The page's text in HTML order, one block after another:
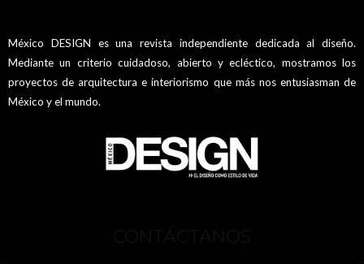
México DESIGN es una revista independiente dedicada al diseño.
Mediante un criterio cuidadoso, abierto y ecléctico, mostramos los
proyectos de arquitectura e interiorismo que más nos entusiasman de
México y el mundo.
CONTÁCTANOS